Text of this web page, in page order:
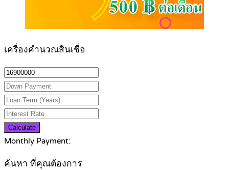
เครื่องคำนวณสินเชื่อ
Calculate
Monthly Payment:
ค้นหา ที่คุณต้องการ